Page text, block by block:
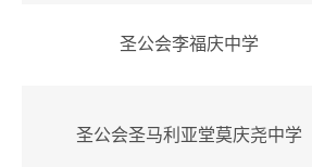
圣公会李福庆中学
圣公会圣马利亚堂莫庆尧中学